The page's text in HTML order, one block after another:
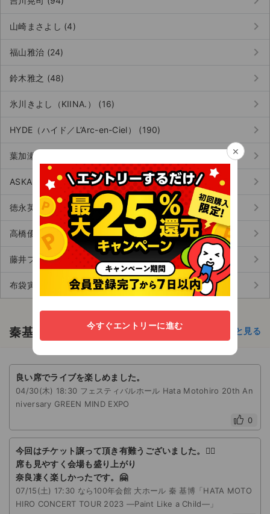
山崎まさよし (4) keyboard_arrow_right
福山雅治 (24) keyboard_arrow_right
鈴木雅之 (48) keyboard_arrow_right
氷川きよし（KIINA.） (16) keyboard_arrow_right
HYDE（ハイド／L’Arc-en-Ciel） (190) keyboard_arrow_right
葉加瀬太郎 (27) keyboard_arrow_right
ASKA（アスカ） (41) keyboard_arrow_right
徳永英明 (55) keyboard_arrow_right
高橋優 (2) keyboard_arrow_right
藤井フミヤ (6) keyboard_arrow_right
布袋寅泰 (30) keyboard_arrow_right
秦基博 の公演の感想 もっと見る
良い席でライブを楽しめました。
04/30(木) 18:30 フェスティバルホール Hata Motohiro 20th An
niversary GREEN MIND EXPO
0
今回はチケット譲って頂き有難うございました。🙇‍♀️
席も見やすく会場も盛り上がり
奈良凄く楽しかったです。🤗
07/15(土) 17:30 なら100年会館 大ホール 秦 基博「HATA MOTO
HIRO CONCERT TOUR 2023 ―Paint Like a Child―」
×
今すぐエントリーに進む